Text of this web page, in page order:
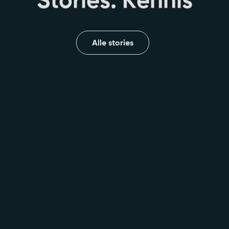
Alle stories